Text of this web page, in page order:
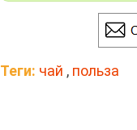
Теги: чай , польза